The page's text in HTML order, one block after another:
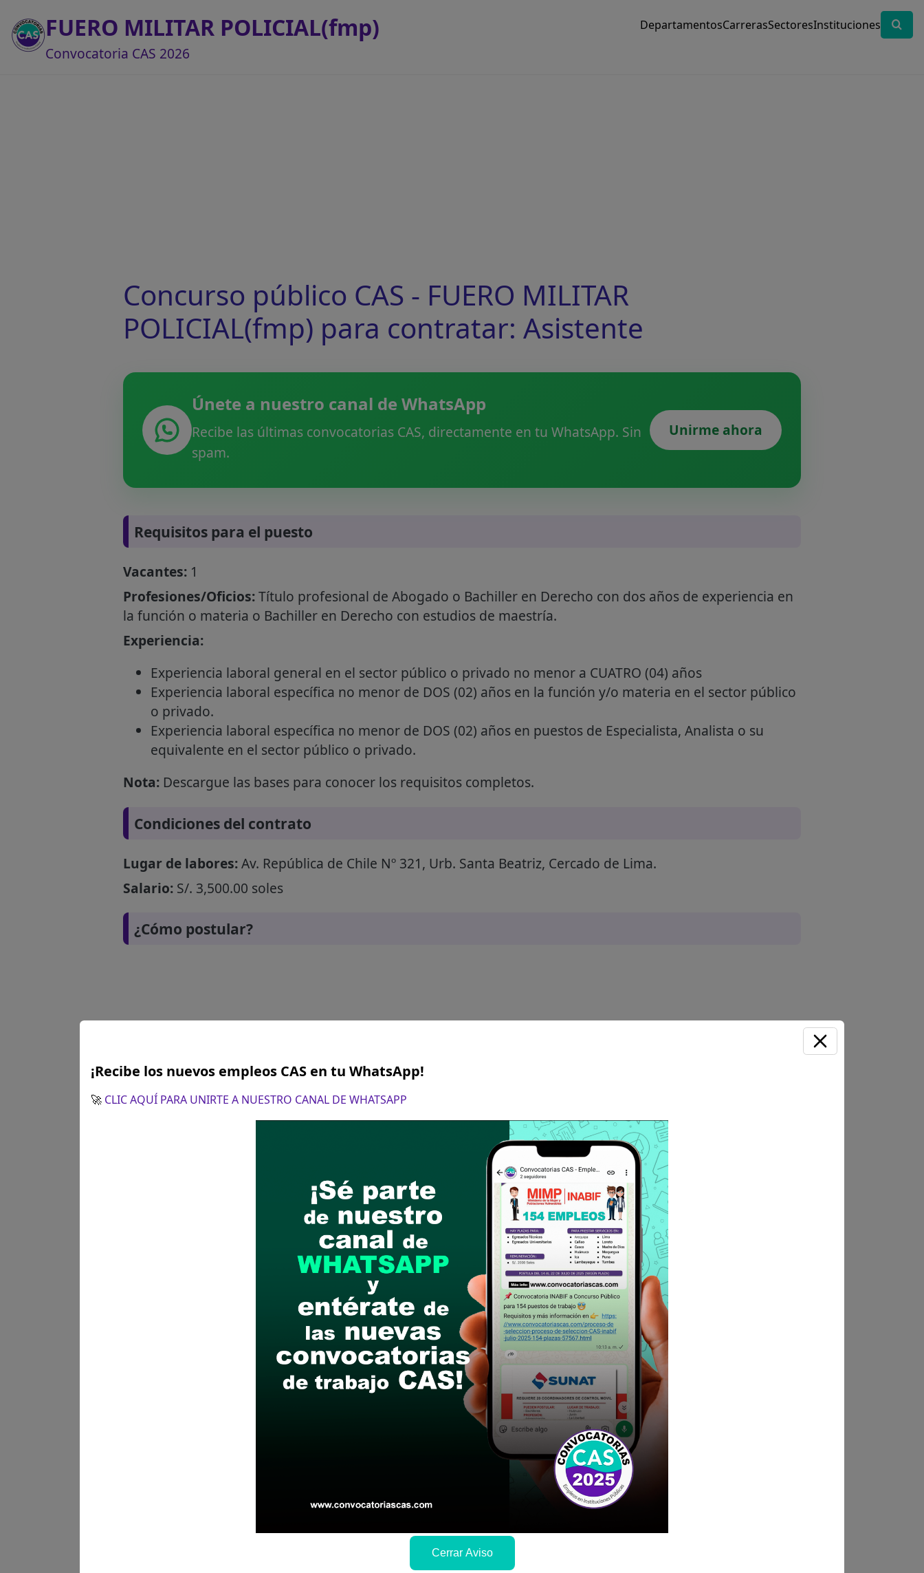
FUERO MILITAR POLICIAL(fmp)
Convocatoria CAS 2026
DepartamentosCarrerasSectoresInstituciones
Concurso público CAS - FUERO MILITAR
POLICIAL(fmp) para contratar: Asistente
Únete a nuestro canal de WhatsApp
Recibe las últimas convocatorias CAS, directamente en tu WhatsApp. Sin
spam.
Unirme ahora
Requisitos para el puesto
Vacantes:1
Profesiones/Oficios:Título profesional de Abogado o Bachiller en Derecho con dos años de experiencia en
la función o materia o Bachiller en Derecho con estudios de maestría.
Experiencia:
Experiencia laboral general en el sector público o privado no menor a CUATRO (04) años
Experiencia laboral específica no menor de DOS (02) años en la función y/o materia en el sector público
o privado.
Experiencia laboral específica no menor de DOS (02) años en puestos de Especialista, Analista o su
equivalente en el sector público o privado.
Nota:Descargue las bases para conocer los requisitos completos.
Condiciones del contrato
Lugar de labores:Av. República de Chile Nº 321, Urb. Santa Beatriz, Cercado de Lima.
Salario:S/. 3,500.00 soles
¿Cómo postular?
Desde las 00:00 horas del 21 de abril hasta las 23:59 horas del 23 de abril de 2025
Remisión de propuesta del / de la postulante al correo electrónico:seleccion@fmp.gob.pe
(SIN TILDE) Deberá adjuntar en un solo archivo: el Anexo 1, Declaraciones Juradas y documentación
sustentatoria debidamente foliada y firmada.
Recomendaciones para postular
Descarga y revisa a detalle las bases del concurso público
Antes de postular, verifica si cumples con los requisitos para el puesto
Prepara tu documentación y presentalo en la fechas y por los medios que indica las bases
Revisar el cronograma para conocer cuando se publicará los resultados
¡Recibe los nuevos empleos CAS en tu WhatsApp!
🚀 CLIC AQUÍ PARA UNIRTE A NUESTRO CANAL DE WHATSAPP
Cerrar Aviso